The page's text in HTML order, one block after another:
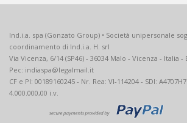
Newsletter:
Ind.i.a. spa (Gonzato Group) • Società unipersonale
coordinamento di Ind.i.a. H. srl
Via Vicenza, 6/14 (SP46) - 36034 Malo - Vicenza - Italia
Pec: indiaspa@legalmail.it
CF e PI: 00189160245 - Nr. Rea: VI-114204 - SDI:
4.000.000,00 i.v.